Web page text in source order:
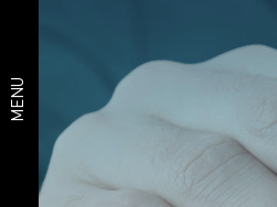
MENU องค์กร
งบ